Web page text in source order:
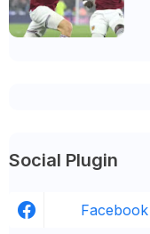
Social Plugin
Facebook